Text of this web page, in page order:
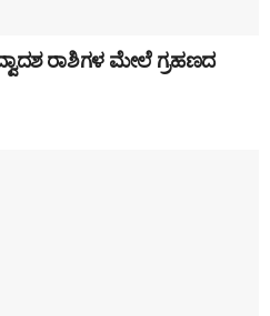
ರಾಶಿಗಳ ಮೇಲೆ ಗ್ರಹಣದ